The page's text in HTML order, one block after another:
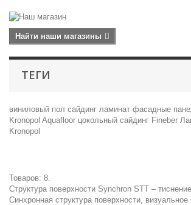
Найти наши магазины
ТЕГИ
виниловый пол сайдинг ламинат фасадные
Kronopol Aquafloor цокольный сайдинг Fineber
Kronopol
Товаров: 8.
Структура поверхности Synchron STT –
Синхронная структура поверхности, визуальное